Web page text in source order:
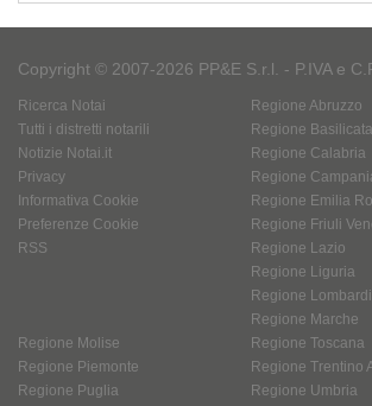
Copyright © 2007-2026 PP&E S.r.l. - P.IVA e
Ricerca Notai
Tutti i distretti notarili
Notizie Notai.it
Privacy
Informativa Cookie
Preferenze Cookie
RSS
Regione Abruzzo
Regione Basilicata
Regione Calabria
Regione
Regione Emilia
Regione Friuli
Regione Lazio
Regione Liguria
Regione
Regione Marche
Regione Molise
Regione Piemonte
Regione Puglia
Regione Toscana
Regione Trentino
Regione Umbria